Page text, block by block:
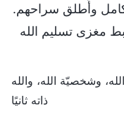
وأُطلق سراحهم.
مغزى تسليم الله
الله، وشخصيّة الله، والله
ذاته ثانيًا